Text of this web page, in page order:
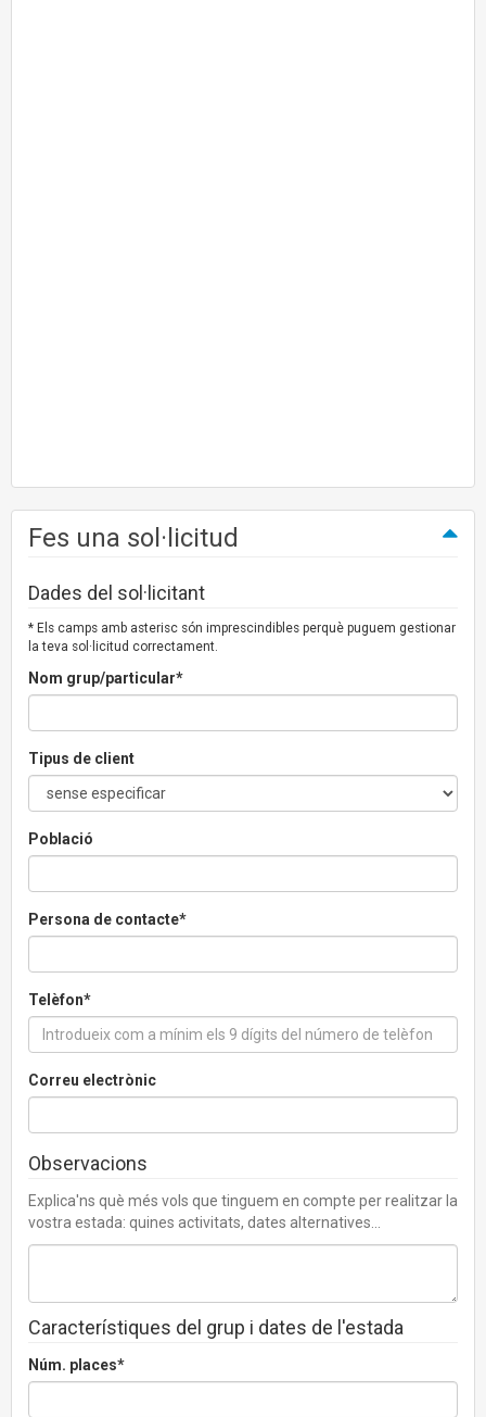
Fes una sol·licitud
Dades del sol·licitant
* Els camps amb asterisc són imprescindibles perquè puguem gestionar
la teva sol·licitud correctament.
Nom grup/particular*
Tipus de client
Població
Persona de contacte*
Telèfon*
Correu electrònic
Observacions
Explica'ns què més vols que tinguem en compte per realitzar la
vostra estada: quines activitats, dates alternatives...
Característiques del grup i dates de l'estada
Núm. places*